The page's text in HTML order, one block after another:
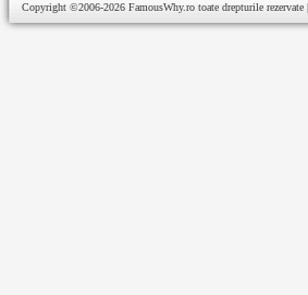
Copyright ©2006-2026 FamousWhy.ro toate drepturile rezervate |